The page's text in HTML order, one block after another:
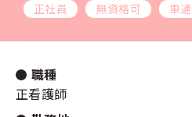
給与 時給：金額を
施設形態
正社員 無資格可 車
職種
正看護師